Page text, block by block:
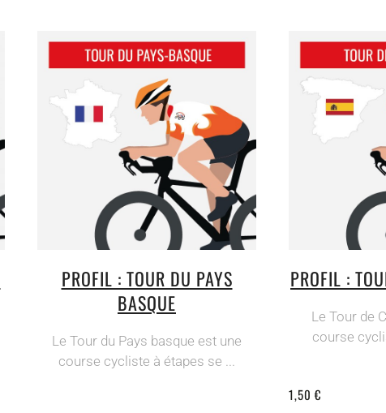
PROFIL : TOUR DU PAYS
BASQUE
Le Tour du Pays basque est une
course cycliste à étapes se ...
PROFIL :
Le Tour de
course
1,50 €